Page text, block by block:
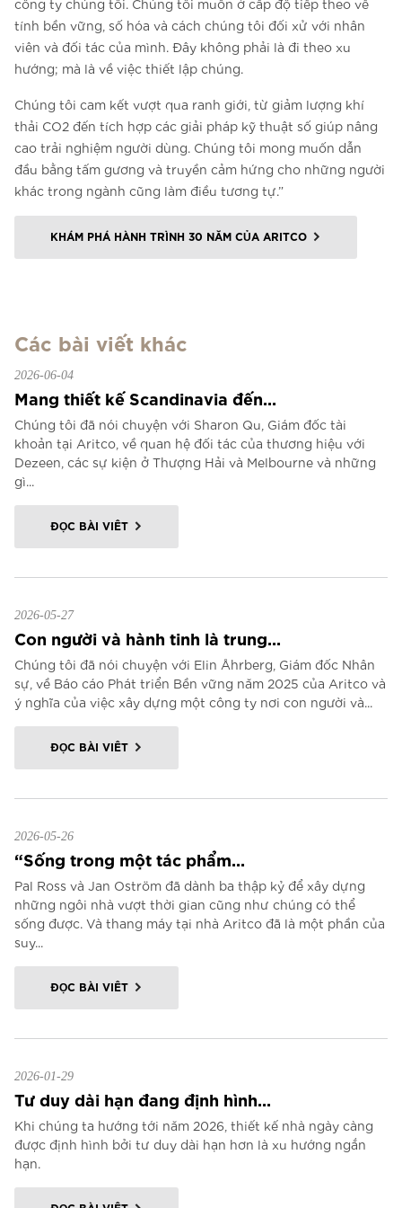
công ty chúng tôi. Chúng tôi muốn ở cấp độ tiếp theo về
tính bền vững, số hóa và cách chúng tôi đối xử với nhân
viên và đối tác của mình. Đây không phải là đi theo xu
hướng; mà là về việc thiết lập chúng.
Chúng tôi cam kết vượt qua ranh giới, từ giảm lượng khí
thải CO2 đến tích hợp các giải pháp kỹ thuật số giúp nâng
cao trải nghiệm người dùng. Chúng tôi mong muốn dẫn
đầu bằng tấm gương và truyền cảm hứng cho những người
khác trong ngành cũng làm điều tương tự.”
KHÁM PHÁ HÀNH TRÌNH 30 NĂM CỦA ARITCO
Các bài viết khác
2026-06-04
Mang thiết kế Scandinavia đến...
Chúng tôi đã nói chuyện với Sharon Qu, Giám đốc tài
khoản tại Aritco, về quan hệ đối tác của thương hiệu với
Dezeen, các sự kiện ở Thượng Hải và Melbourne và những
gì...
ĐỌC BÀI VIẾT
2026-05-27
Con người và hành tinh là trung...
Chúng tôi đã nói chuyện với Elin Åhrberg, Giám đốc Nhân
sự, về Báo cáo Phát triển Bền vững năm 2025 của Aritco và
ý nghĩa của việc xây dựng một công ty nơi con người và...
ĐỌC BÀI VIẾT
2026-05-26
“Sống trong một tác phẩm...
Pal Ross và Jan Oström đã dành ba thập kỷ để xây dựng
những ngôi nhà vượt thời gian cũng như chúng có thể
sống được. Và thang máy tại nhà Aritco đã là một phần của
suy...
ĐỌC BÀI VIẾT
2026-01-29
Tư duy dài hạn đang định hình...
Khi chúng ta hướng tới năm 2026, thiết kế nhà ngày càng
được định hình bởi tư duy dài hạn hơn là xu hướng ngắn
hạn.